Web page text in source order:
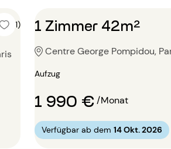
5 (1) 1 Zimmer 42m²
Centre George Pompidou,
Aufzug
1 990 €/Monat
Verfügbar ab dem 14 Okt. 2026